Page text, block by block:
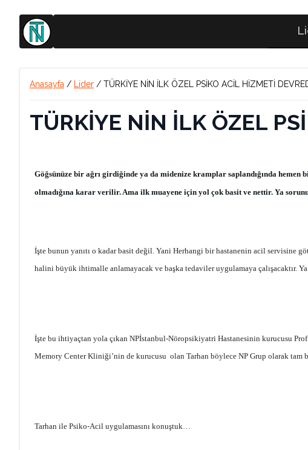
Anasayfa / Lider / TÜRKİYE NİN İLK ÖZEL PSİKO ACİL HİZMETİ
TÜRKİYE NİN İLK ÖZEL
Göğsünüze bir ağrı girdiğinde ya da midenize kramplar saplandığında
olmadığına karar verilir. Ama ilk muayene için yol çok basit ve nettir. Ya
İşte bunun yanıtı o kadar basit değil. Yani Herhangi bir hastanenin acil
halini büyük ihtimalle anlamayacak ve başka tedaviler uygulamaya
İşte bu ihtiyaçtan yola çıkan NPİstanbul-Nöropsikiyatri Hastanesinin kurucusu
Memory Center Kliniği’nin de kurucusu olan Tarhan böylece NP Grup olarak
Tarhan ile Psiko-Acil uygulamasını konuştuk…